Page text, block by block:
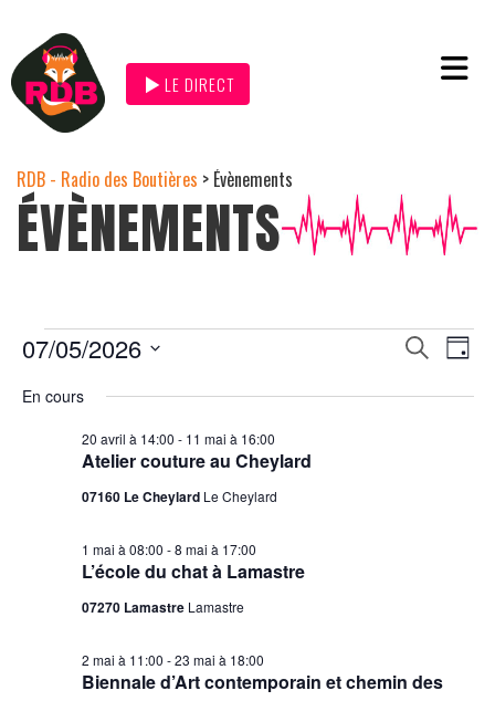
LE DIRECT
RDB - Radio des Boutières > Évènements
ÉVÈNEMENTS
Recherche
de
Jour
07/05/2026
une
En cours
Atelier couture au Cheylard
20 avril à 14:00 - 11 mai à 16:00
07160 Le Cheylard Le Cheylard
L’école du chat à Lamastre
1 mai à 08:00 -8 mai à 17:00
07270 Lamastre Lamastre
Biennale d’Art contemporain et chemin des
2 mai à 11:00 -23 mai à 18:00